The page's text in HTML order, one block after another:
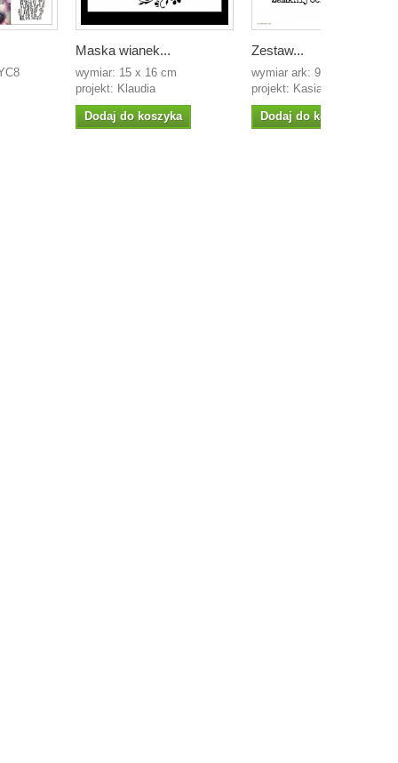
Maska wianek...
wymiar: 15 x 16 cm
projekt: Klaudia
Dodaj do koszyka
Zestaw...
wymiar ark: 90mm x 90mm
projekt: Kasia Gałecka...
Dodaj do koszyka